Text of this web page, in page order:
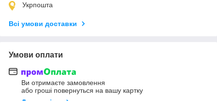
Укрпошта
Всі умови доставки
Умови оплати
Ви отримаєте замовлення
або гроші повернуться на вашу картку